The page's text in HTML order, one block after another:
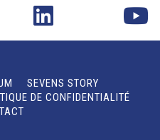
SEVENS STORY
DE CONFIDENTIALITÉ